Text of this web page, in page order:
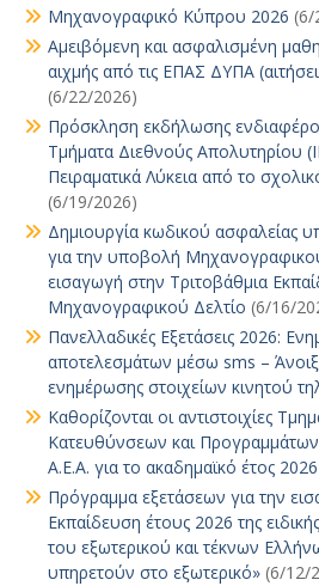
Μηχανογραφικό Κύπρου 2026 (6/
Αμειβόμενη και ασφαλισμένη
αιχμής από τις ΕΠΑΣ ΔΥΠΑ
(6/22/2026)
Πρόσκληση εκδήλωσης
Τμήματα Διεθνούς Απολυτηρίου
Πειραματικά Λύκεια από το
(6/19/2026)
Δημιουργία κωδικού ασφαλείας
για την υποβολή
εισαγωγή στην Τριτοβάθμια
Μηχανογραφικού Δελτίο (6/16/
Πανελλαδικές Εξετάσεις 2026:
αποτελεσμάτων μέσω sms –
ενημέρωσης στοιχείων κινητού
Καθορίζονται οι αντιστοιχίες
Κατευθύνσεων και
Α.Ε.Α. για το ακαδημαϊκό έτος
Πρόγραμμα εξετάσεων για την
Εκπαίδευση έτους 2026 της
του εξωτερικού και τέκνων
υπηρετούν στο εξωτερικό» (6/12/